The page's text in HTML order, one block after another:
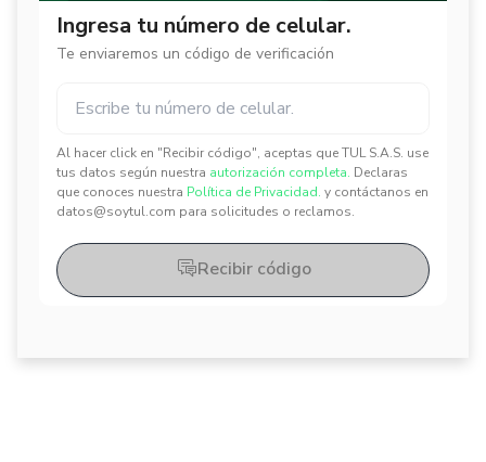
Ingresa tu número de celular.
Te enviaremos un código de verificación
Al hacer click en "Recibir código", aceptas que TUL S.A.S. use
tus datos según nuestra autorización completa. Declaras
que conoces nuestra Política de Privacidad. y contáctanos en
datos@soytul.com para solicitudes o reclamos.
✕
✕
Recibir código